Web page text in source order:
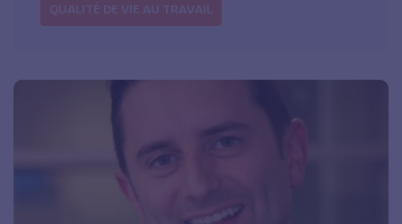
QUALITÉ DE VIE AU TRAVAIL